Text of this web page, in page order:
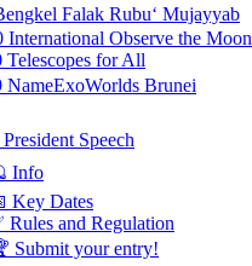
Falak Rubu‘ Mujayyab
International Observe the Moon
Telescopes for All
NameExoWorlds Brunei
Speech
Info
Key Dates
Rules and Regulation
Submit your entry!